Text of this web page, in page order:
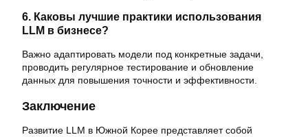
6. Каковы лучшие практики использования
LLM в бизнесе?
Важно адаптировать модели под конкретные задачи,
проводить регулярное тестирование и обновление
данных для повышения точности и эффективности.
Заключение
Развитие LLM в Южной Корее представляет собой